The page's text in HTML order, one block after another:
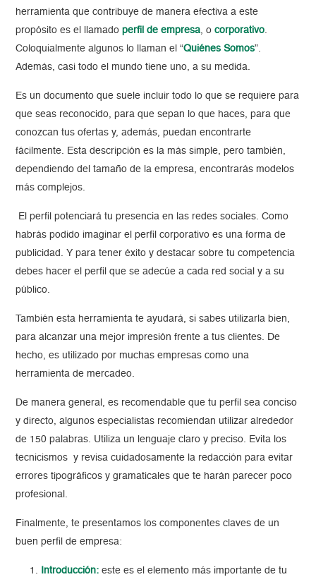
herramienta que contribuye de manera efectiva a este
propósito es el llamadoperfil de empresa, ocorporativo.
Coloquialmente algunos lo llaman el “Quiénes Somos”.
Además, casi todo el mundo tiene uno, a su medida.
Es un documento que suele incluir todo lo que se requiere para
que seas reconocido, para que sepan lo que haces, para que
conozcan tus ofertas y, además, puedan encontrarte
fácilmente. Esta descripción es la más simple, pero también,
dependiendo del tamaño de la empresa, encontrarás modelos
más complejos.
El perfil potenciará tu presencia en las redes sociales. Como
habrás podido imaginar el perfil corporativo es una forma de
publicidad. Y para tener éxito y destacar sobre tu competencia
debes hacer el perfil que se adecúe a cada red social y a su
público.
También esta herramienta te ayudará, si sabes utilizarla bien,
para alcanzar una mejor impresión frente a tus clientes. De
hecho, es utilizado por muchas empresas como una
herramienta de mercadeo.
De manera general, es recomendable que tu perfil sea conciso
y directo, algunos especialistas recomiendan utilizar alrededor
de 150 palabras. Utiliza un lenguaje claro y preciso. Evita los
tecnicismos y revisa cuidadosamente la redacción para evitar
errores tipográficos y gramaticales que te harán parecer poco
profesional.
Finalmente, te presentamos los componentes claves de un
buen perfil de empresa:
Introducción:este es el elemento más importante de tu